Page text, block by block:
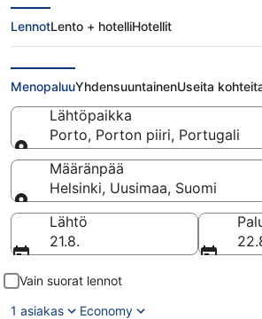
Lennot Porto -
259 €
LennotLento + hotelliHotellit
MenopaluuYhdensuuntainenUseita
Lähtöpaikka
Porto, Porton piiri, Portugali
Lähtöpaikka
Määränpää
Helsinki, Uusimaa, Suomi
Määränpää
Lähtö
21.8.
Vain suorat lennot
1 asiakas
Economy